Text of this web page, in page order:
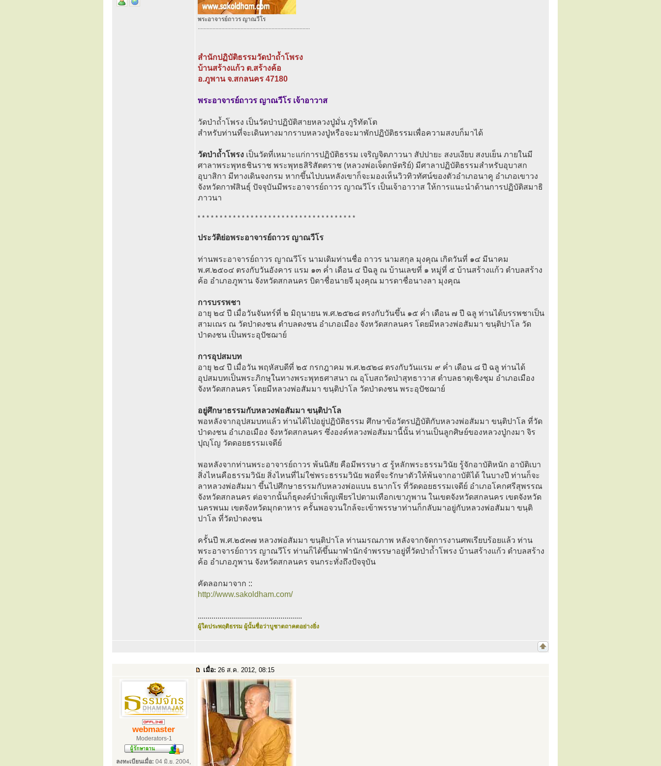
พระอาจารย์ถาวร ญาณวีโร
............................................................................
สำนักปฏิบัติธรรมวัดป่าถ้ำโพรง
บ้านสร้างแก้ว ต.สร้างค้อ
อ.ภูพาน จ.สกลนคร 47180
พระอาจารย์ถาวร ญาณวีโร เจ้าอาวาส
วัดป่าถ้ำโพรง เป็นวัดป่าปฏิบัติสายหลวงปู่มั่น ภูริทัตโต
สำหรับท่านที่จะเดินทางมากราบหลวงปู่หรือจะมาพักปฏิบัติธรรมเพื่อความสงบก็มาได้
วัดป่าถ้ำโพรง เป็นวัดที่เหมาะแก่การปฏิบัติธรรม เจริญจิตภาวนา สัปปายะ สงบเงียบ สงบเย็น ภายในมี
ศาลาพระพุทธชินราช พระพุทธสิริสัตตราช (หลวงพ่อเจ็ดกษัตริย์) มีศาลาปฏิบัติธรรมสำหรับอุบาสก
อุบาสิกา มีทางเดินจงกรม หากขึ้นไปบนหลังเขาก็จะมองเห็นวิวทิวทัศน์ของตัวอำเภอนาคู อำเภอเขาวง
จังหวัดกาฬสินธุ์ ปัจจุบันมีพระอาจารย์ถาวร ญาณวีโร เป็นเจ้าอาวาส ให้การแนะนำด้านการปฏิบัติสมาธิ
ภาวนา
* * * * * * * * * * * * * * * * * * * * * * * * * * * * * * * * * * * *
ประวัติย่อพระอาจารย์ถาวร ญาณวีโร
ท่านพระอาจารย์ถาวร ญาณวีโร นามเดิมท่านชื่อ ถาวร นามสกุล มุงคุณ เกิดวันที่ ๑๔ มีนาคม
พ.ศ.๒๕๐๔ ตรงกับวันอังคาร แรม ๑๓ ค่ำ เดือน ๔ ปีฉลู ณ บ้านเลขที่ ๑ หมู่ที่ ๕ บ้านสร้างแก้ว ตำบลสร้าง
ค้อ อำเภอภูพาน จังหวัดสกลนคร บิดาชื่อนายจี มุงคุณ มารดาชื่อนางลา มุงคุณ
การบรรพชา
อายุ ๒๔ ปี เมื่อวันจันทร์ที่ ๒ มิถุนายน พ.ศ.๒๕๒๘ ตรงกับวันขึ้น ๑๕ ค่ำ เดือน ๗ ปี ฉลู ท่านได้บรรพชาเป็น
สามเณร ณ วัดป่าดงชน ตำบลดงชน อำเภอเมือง จังหวัดสกลนคร โดยมีหลวงพ่อสัมมา ขนฺติปาโล วัด
ป่าดงชน เป็นพระอุปัชฌาย์
การอุปสมบท
อายุ ๒๔ ปี เมื่อวัน พฤหัสบดีที่ ๒๕ กรกฎาคม พ.ศ.๒๕๒๘ ตรงกับวันแรม ๙ ค่ำ เดือน ๘ ปี ฉลู ท่านได้
อุปสมบทเป็นพระภิกษุในทางพระพุทธศาสนา ณ อุโบสถวัดป่าสุทธาวาส ตำบลธาตุเชิงชุม อำเภอเมือง
จังหวัดสกลนคร โดยมีหลวงพ่อสัมมา ขนฺติปาโล วัดป่าดงชน พระอุปัชฌาย์
อยู่ศึกษาธรรมกับหลวงพ่อสัมมา ขนฺติปาโล
พอหลังจากอุปสมบทแล้ว ท่านได้ไปอยู่ปฏิบัติธรรม ศึกษาข้อวัตรปฏิบัติกับหลวงพ่อสัมมา ขนฺติปาโล ที่วัด
ป่าดงชน อำเภอเมือง จังหวัดสกลนคร ซึ่งองค์หลวงพ่อสัมมานี้นั้น ท่านเป็นลูกศิษย์ของหลวงปู่กงมา จิร
ปุญฺโญ วัดดอยธรรมเจดีย์
พอหลังจากท่านพระอาจารย์ถาวร พ้นนิสัย คือมีพรรษา ๕ รู้หลักพระธรรมวินัย รู้จักอาบัติหนัก อาบัติเบา
สิ่งไหนคือธรรมวินัย สิ่งไหนที่ไม่ใช่พระธรรมวินัย พอที่จะรักษาตัวให้พ้นจากอาบัติได้ ในบางปี ท่านก็จะ
ลาหลวงพ่อสัมมา ขึ้นไปศึกษาธรรมกับหลวงพ่อแบน ธนากโร ที่วัดดอยธรรมเจดีย์ อำเภอโคกศรีสุพรรณ
จังหวัดสกลนคร ต่อจากนั้นก็ธุดงค์บำเพ็ญเพียรไปตามเทือกเขาภูพาน ในเขตจังหวัดสกลนคร เขตจังหวัด
นครพนม เขตจังหวัดมุกดาหาร ครั้นพอจวนใกล้จะเข้าพรรษาท่านก็กลับมาอยู่กับหลวงพ่อสัมมา ขนฺติ
ปาโล ที่วัดป่าดงชน
ครั้นปี พ.ศ.๒๕๓๗ หลวงพ่อสัมมา ขนฺติปาโล ท่านมรณภาพ หลังจากจัดการงานศพเรียบร้อยแล้ว ท่าน
พระอาจารย์ถาวร ญาณวีโร ท่านก็ได้ขึ้นมาพำนักจำพรรษาอยู่ที่วัดป่าถ้ำโพรง บ้านสร้างแก้ว ตำบลสร้าง
ค้อ อำเภอภูพาน จังหวัดสกลนคร จนกระทั่งถึงปัจจุบัน
คัดลอกมาจาก ::
http://www.sakoldham.com/
.....................................................
ผู้ใดประพฤติธรรม ผู้นั้นชื่อว่าบูชาตถาคตอย่างยิ่ง
เมื่อ: 26 ส.ค. 2012, 08:15
webmaster
Moderators-1
ลงทะเบียนเมื่อ: 04 มิ.ย. 2004,